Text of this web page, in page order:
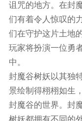
诅咒的地方。在封
们有着令人惊叹的
们在守护这片土地
玩家将扮演一位勇
中。
封魔谷树妖以其独
景绘制得栩栩如生
封魔谷的世界。封